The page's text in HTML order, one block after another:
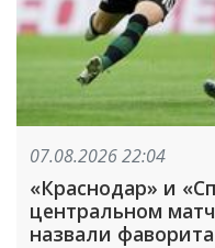
07.08.2026 22:04
«Краснодар» и
центральном
назвали фаворита